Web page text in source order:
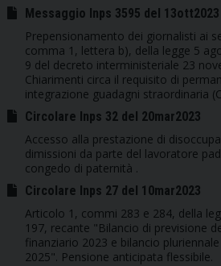
Messaggio Inps 3595 del 13ott2023
Prepensionamento dei giornalisti ai
comma 1, lettera b), della legge 5
9 del decreto interministeriale 23
Chiarimenti circa il requisito di
integrazione guadagni straordinaria
Circolare Inps 32 del 20mar2023
Accesso alla prestazione di
dimissioni da parte del lavoratore
congedo di paternità .
Circolare Inps 27 del 10mar2023
Articolo 1, commi 283 e 284, della
197, recante "Bilancio di previsione
finanziario 2023 e bilancio
2025". Pensione anticipata flessibile.